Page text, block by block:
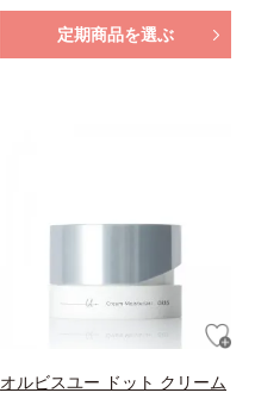
定期商品を選ぶ
オルビスユー ドット クリーム